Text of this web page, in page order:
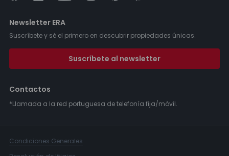
Newsletter ERA
Suscríbete y sé el primero en descubrir propiedades únicas.
Suscríbete al newsletter
Contactos
*Llamada a la red portuguesa de telefonía fija/móvil.
Condiciones Generales